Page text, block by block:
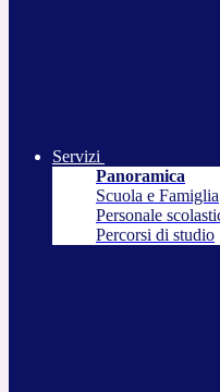
Servizi
Panoramica
Scuola e Famiglia
Personale
Percorsi di studio